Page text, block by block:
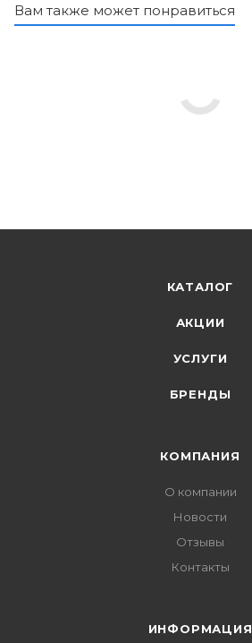
Вам также может понравиться
КАТАЛОГ
АКЦИИ
УСЛУГИ
БРЕНДЫ
КОМПАНИЯ
О компании
Новости
Отзывы
Контакты
ИНФОРМАЦИЯ